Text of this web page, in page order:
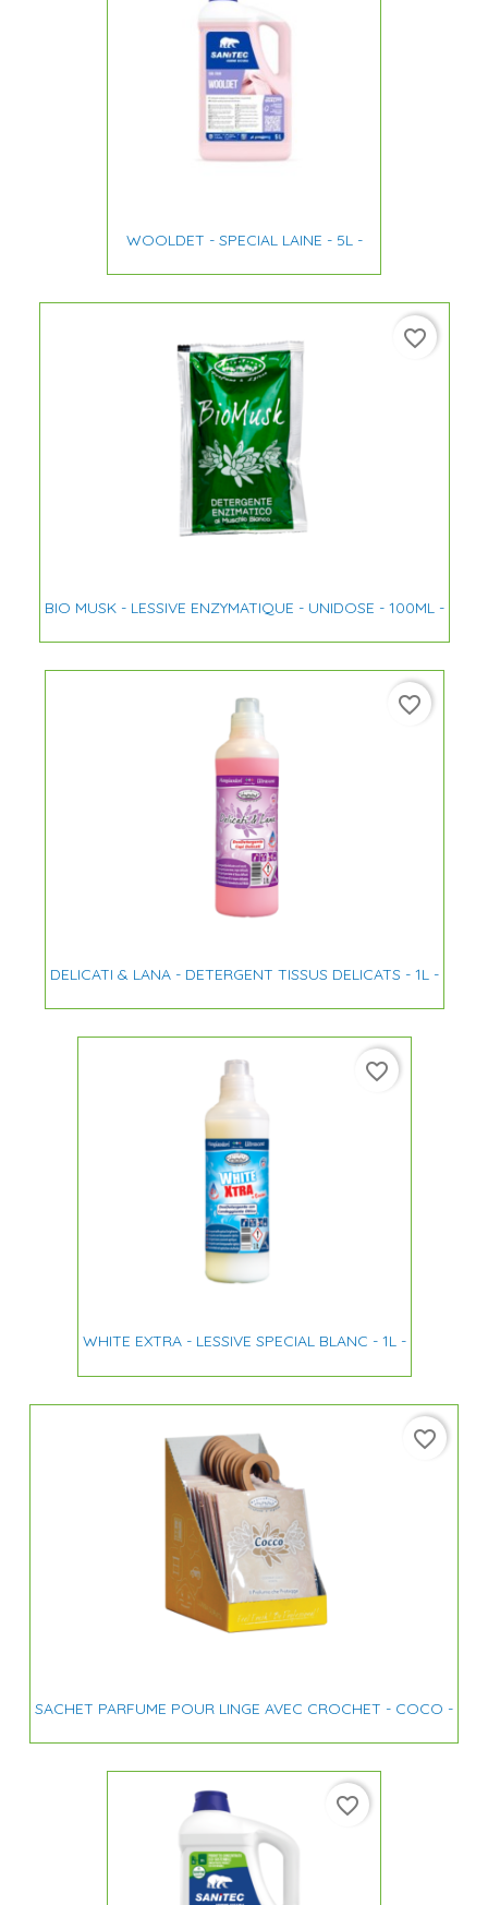
WOOLDET - SPECIAL LAINE - 5L -
BIO MUSK - LESSIVE ENZYMATIQUE - UNIDOSE - 100ML -
favorite_border
DELICATI & LANA - DETERGENT TISSUS DELICATS - 1L -
favorite_border
WHITE EXTRA - LESSIVE SPECIAL BLANC - 1L -
favorite_border
SACHET PARFUME POUR LINGE AVEC CROCHET - COCO -
favorite_border
favorite_border